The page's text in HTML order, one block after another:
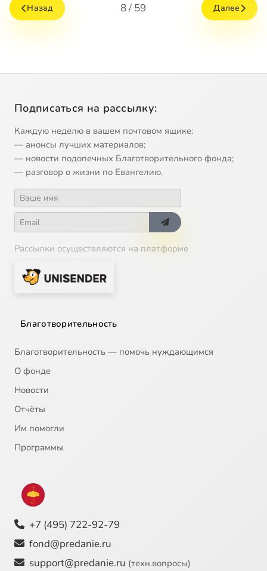
Назад 8 / 59 Далее
Подписаться на рассылку:
Каждую неделю в вашем почтовом ящике:
— анонсы лучших материалов;
— новости подопечных Благотворительного фонда;
— разговор о жизни по Евангелию.
Рассылки осуществляются на платформе
Благотворительность
Благотворительность — помочь нуждающимся
О фонде
Новости
Отчёты
Им помогли
Программы
+7 (495) 722-92-79
fond@predanie.ru
support@predanie.ru (техн.вопросы)